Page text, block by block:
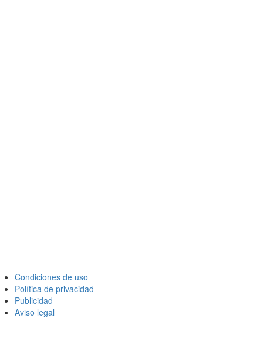
Condiciones de uso
Política de privacidad
Publicidad
Aviso legal